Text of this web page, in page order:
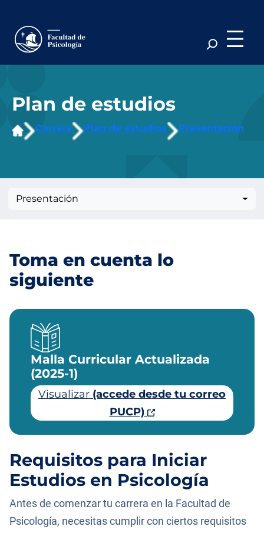
contenido
Plan de estudios
Carrera Plan de estudios Presentación
Presentación
Toma en cuenta lo
siguiente
Malla Curricular Actualizada
(2025-1)
Visualizar (accede desde tu correo
PUCP)
Requisitos para Iniciar
Estudios en Psicología
Antes de comenzar tu carrera en la Facultad de
Psicología, necesitas cumplir con ciertos requisitos